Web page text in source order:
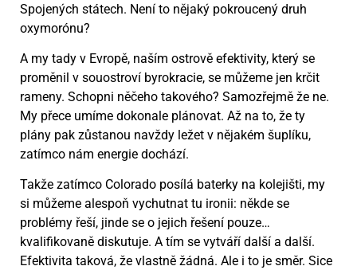
Spojených státech. Není to nějaký pokroucený druh
oxymorónu?
A my tady v Evropě, naším ostrově efektivity, který se
proměnil v souostroví byrokracie, se můžeme jen krčit
rameny. Schopni něčeho takového? Samozřejmě že ne.
My přece umíme dokonale plánovat. Až na to, že ty
plány pak zůstanou navždy ležet v nějakém šuplíku,
zatímco nám energie dochází.
Takže zatímco Colorado posílá baterky na kolejišti, my
si můžeme alespoň vychutnat tu ironii: někde se
problémy řeší, jinde se o jejich řešení pouze…
kvalifikovaně diskutuje. A tím se vytváří další a další.
Efektivita taková, že vlastně žádná. Ale i to je směr. Sice